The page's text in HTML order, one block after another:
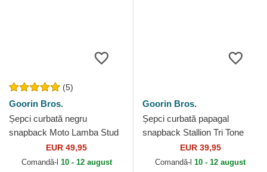
(5)
Goorin Bros.
Șepci curbată negru
snapback Moto Lamba Stud
The Farm Goorin Bros.
EUR 49,95
Comandă-l 10 - 12 august
Goorin Bros.
Șepci curbată papagal
snapback Stallion Tri Tone
The Farm Goorin Bros.
EUR 39,95
Comandă-l 10 - 12 august